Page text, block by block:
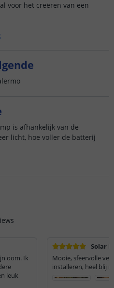
voor het creëren van een
is afhankelijk van de
licht, hoe voller de batterij
oom. Ik
leuk
Solar
Mooie, sfeervolle
installeren, heel blij